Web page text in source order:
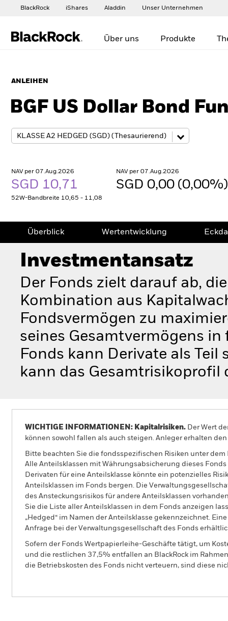
BlackRock iShares Aladdin Unser Unternehmen
Über uns Produkte
ANLEIHEN
BGF US Dollar Bond
NAV per 07.Aug.2026
SGD 10,71
52W-Bandbreite 10,65 - 11,08
NAV per 07.Aug.2026
SGD 0,00
Überblick Wertentwicklung
Investmentansatz
Der Fonds zielt darauf ab,
Kombination aus
Fondsvermögen zu
seines Gesamtvermögens
Fonds kann Derivate als Teil
kann das Gesamtrisikoprofil
WICHTIGE INFORMATIONEN: Kapitalrisiken. Der Wert
können sowohl fallen als auch steigen. Anleger erhalten
Bitte beachten Sie die fondsspezifischen Risiken unter dem
Alle Anteilsklassen mit Währungsabsicherung dieses
Derivaten für eine Anteilsklasse könnte ein potenzielles
Anteilsklassen im Fonds bergen. Die
des Ansteckungsrisikos für andere Anteilsklassen
Sie die Liste aller Anteilsklassen in dem Fonds anzeigen
„Hedged“ im Namen der Anteilsklasse gekennzeichnet.
Anfrage bei der Verwaltungsgesellschaft des Fonds
Sofern der Fonds Wertpapierleihe-Geschäfte tätigt, um
und die restlichen 37,5% entfallen an BlackRock im
die Betriebskosten des Fonds nicht verteuern, sind diese